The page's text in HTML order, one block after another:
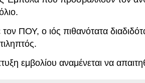
ΠΟΥ, ο ιός πιθανότατα
εμβολίου αναμένεται να